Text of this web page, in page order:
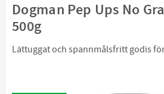
Dogman Pep Ups No
500g
Lättuggat och spannmålsfritt godis